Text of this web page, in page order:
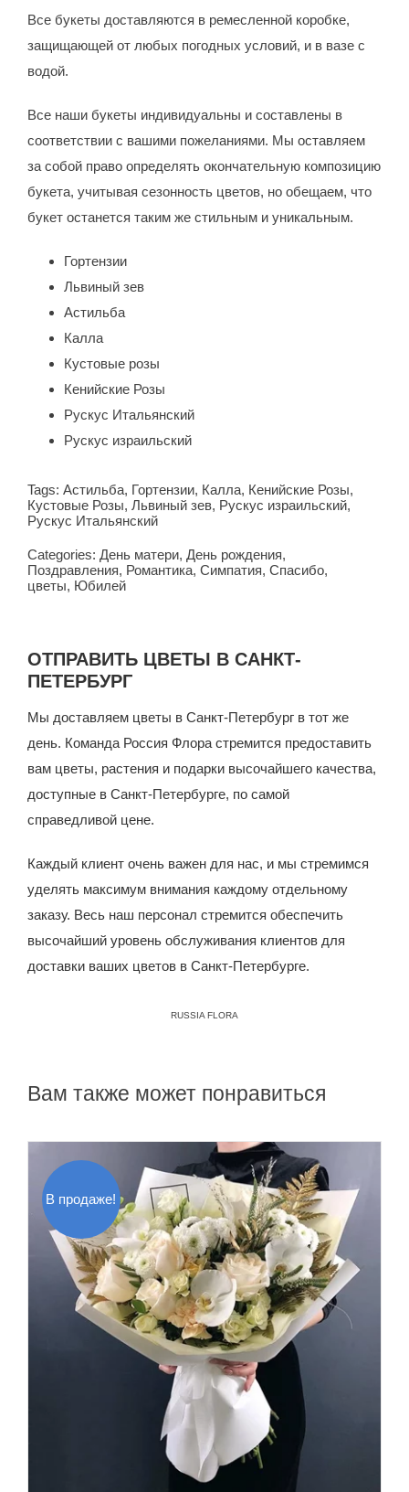
Букет
цветов
Все букеты доставляются в ремесленной коробке,
защищающей от любых погодных условий, и в вазе с
водой.
Все наши букеты индивидуальны и составлены в
соответствии с вашими пожеланиями. Мы оставляем
за собой право определять окончательную композицию
букета, учитывая сезонность цветов, но обещаем, что
букет останется таким же стильным и уникальным.
Гортензии
Львиный зев
Астильба
Калла
Кустовые розы
Кенийские Розы
Рускус Итальянский
Рускус израильский
Tags: Астильба, Гортензии, Калла, Кенийские Розы,
Кустовые Розы, Львиный зев, Рускус израильский,
Рускус Итальянский
Categories: День матери, День рождения,
Поздравления, Романтика, Симпатия, Спасибо,
цветы, Юбилей
ОТПРАВИТЬ ЦВЕТЫ В САНКТ-
ПЕТЕРБУРГ
Мы доставляем цветы в Санкт-Петербург в тот же
день. Команда Россия Флора стремится предоставить
вам цветы, растения и подарки высочайшего качества,
доступные в Санкт-Петербурге, по самой
справедливой цене.
Каждый клиент очень важен для нас, и мы стремимся
уделять максимум внимания каждому отдельному
заказу. Весь наш персонал стремится обеспечить
высочайший уровень обслуживания клиентов для
доставки ваших цветов в Санкт-Петербурге.
RUSSIA FLORA
Вам также может понравиться
В продаже!